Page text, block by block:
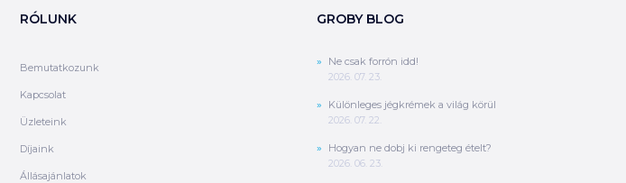
RÓLUNK
Bemutatkozunk
Kapcsolat
Üzleteink
Díjaink
Állásajánlatok
GROBY BLOG
Ne csak forrón idd!
2026. 07. 23.
Különleges jégkrémek a világ körül
2026. 07. 22.
Hogyan ne dobj ki rengeteg ételt?
2026. 06. 23.